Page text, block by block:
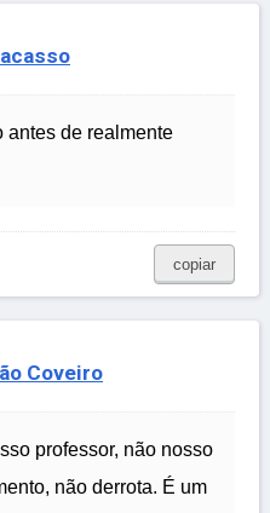
antes de realmente
copiar
Coveiro
professor, não nosso
não derrota. É um